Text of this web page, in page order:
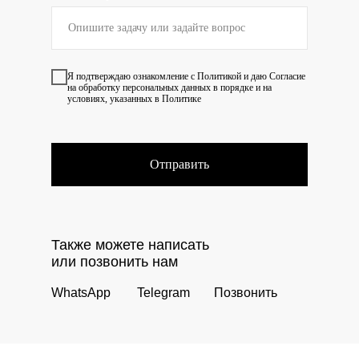
Я подтверждаю ознакомление с Политикой и даю Согласие
на обработку персональных данных в порядке и на
условиях, указанных в Политике
Отправить
Позвонить
Telegram
WhatsApp
Также можете написать
или позвонить нам